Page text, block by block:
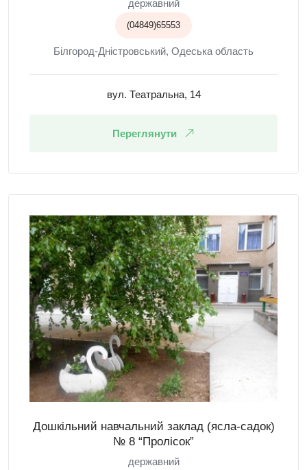
державний
(04849)65553
Білгород-Дністровський, Одеська область
вул. Театральна, 14
Переглянути
Дошкільний навчальний заклад (ясла-садок)
№ 8 “Пролісок”
державний